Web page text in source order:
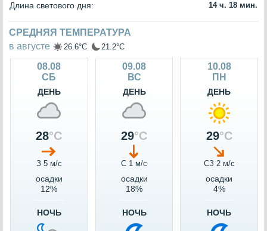
Длина светового дня: 14 ч. 18 мин.
СРЕДНЯЯ ТЕМПЕРАТУРА
в августе
26.6°C 21.2°C
08.08
СБ
ДЕНЬ
28°C
З 5 м/c
осадки
12%
НОЧЬ
09.08
ВС
ДЕНЬ
29°C
С 1 м/c
осадки
18%
НОЧЬ
10.08
ПН
ДЕНЬ
29°C
СЗ 2 м/c
осадки
4%
НОЧЬ